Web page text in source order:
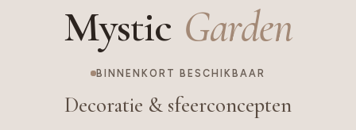
Mystic Garden
BINNENKORT BESCHIKBAAR
Decoratie & sfeerconcepten